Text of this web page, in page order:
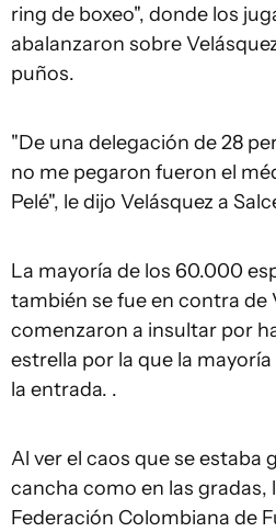
ring de boxeo", donde los
abalanzaron sobre
puños.
"De una delegación de 28
no me pegaron fueron el
Pelé", le dijo Velásquez a
La mayoría de los 60.000
también se fue en contra de
comenzaron a insultar por
estrella por la que la
la entrada. .
Al ver el caos que se estaba
cancha como en las gradas,
Federación Colombiana de